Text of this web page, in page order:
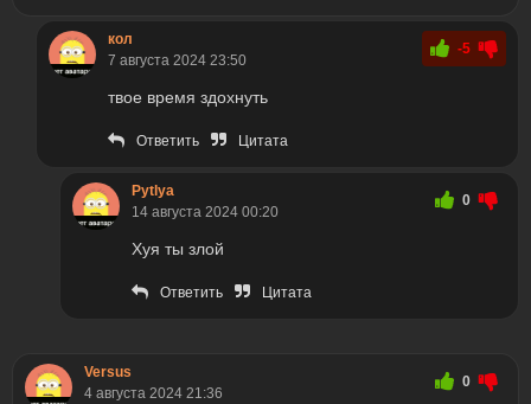
кол
7 августа 2024 23:50
-5
твое время здохнуть
Ответить Цитата
Pytlya
14 августа 2024 00:20
0
Хуя ты злой
Ответить Цитата
Versus
4 августа 2024 21:36
0